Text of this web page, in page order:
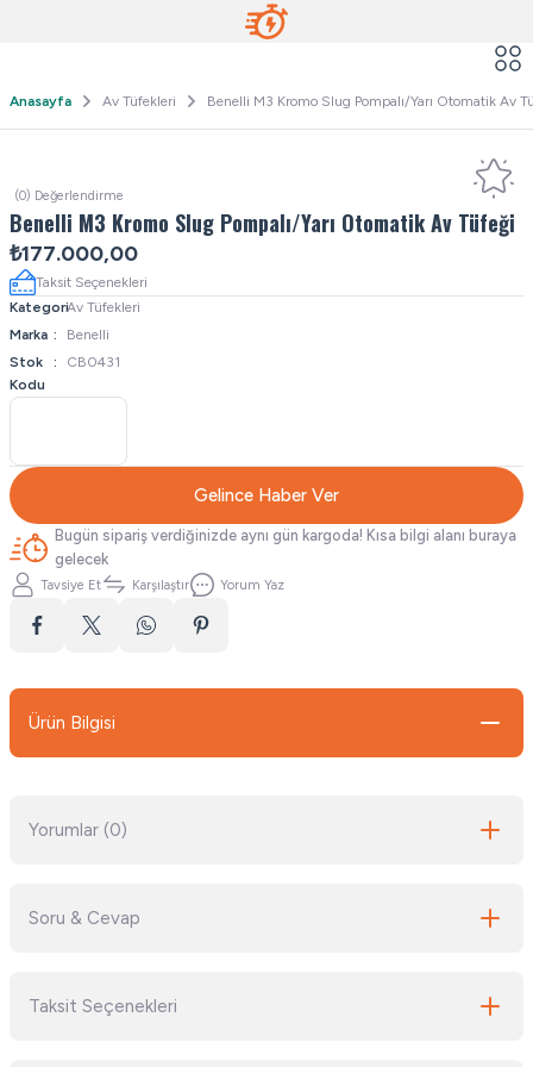
Anasayfa Av Tüfekleri Benelli M3 Kromo Slug Pompalı/Yarı Otomatik Av
(0) Değerlendirme
Benelli M3 Kromo Slug Pompalı/Yarı Otomatik Av Tüfeği
₺177.000,00
Taksit Seçenekleri
KategoriAv Tüfekleri
Marka
Benelli
Stok
Kodu
CB0431
Gelince Haber Ver
Bugün sipariş verdiğinizde aynı gün kargoda! Kısa bilgi alanı buraya
gelecek
Tavsiye Et Karşılaştır Yorum Yaz
Ürün Bilgisi
Yorumlar (0)
Soru & Cevap
Taksit Seçenekleri